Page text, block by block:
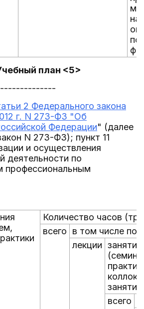
план <5>
2 Федерального закона
г. N 273-ФЗ "Об
Федерации" (далее
N 273-ФЗ); пункт 11
и осуществления
деятельности по
профессиональным
Количество часов
всего
в том числе по
лекции
всего